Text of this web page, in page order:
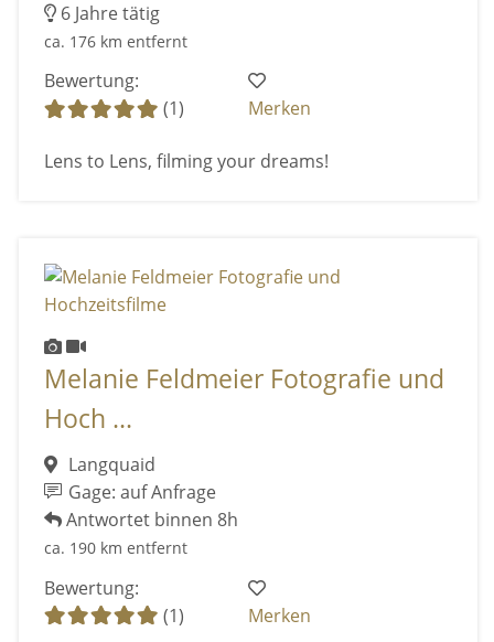
6 Jahre tätig
ca. 176 km entfernt
Bewertung:
(1)
Merken
Lens to Lens, filming your dreams!
Melanie Feldmeier Fotografie und
Hoch ...
Langquaid
Gage: auf Anfrage
Antwortet binnen 8h
ca. 190 km entfernt
Bewertung:
(1)
Merken